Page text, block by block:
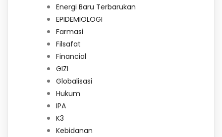
Energi Baru Terbarukan
EPIDEMIOLOGI
Farmasi
Filsafat
Financial
GIZI
Globalisasi
Hukum
IPA
K3
Kebidanan